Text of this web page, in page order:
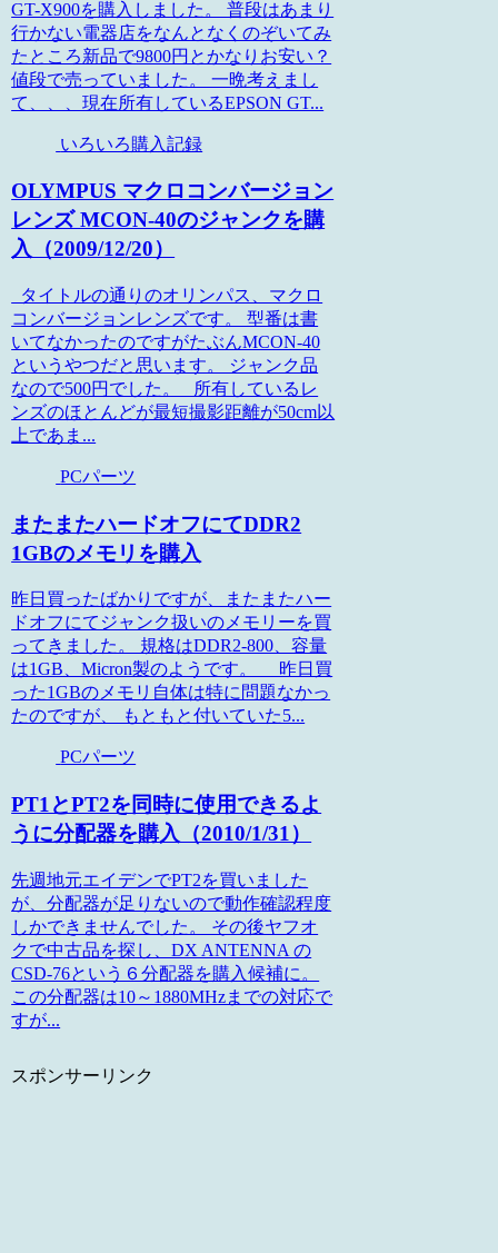
GT-X900を購入しました。 普段はあまり
行かない電器店をなんとなくのぞいてみ
たところ新品で9800円とかなりお安い？
値段で売っていました。 一晩考えまし
て、、、現在所有しているEPSON GT...
いろいろ購入記録
OLYMPUS マクロコンバージョン
レンズ MCON-40のジャンクを購
入（2009/12/20）
タイトルの通りのオリンパス、マクロ
コンバージョンレンズです。 型番は書
いてなかったのですがたぶんMCON-40
というやつだと思います。 ジャンク品
なので500円でした。 所有しているレ
ンズのほとんどが最短撮影距離が50cm以
上であま...
PCパーツ
またまたハードオフにてDDR2
1GBのメモリを購入
昨日買ったばかりですが、またまたハー
ドオフにてジャンク扱いのメモリーを買
ってきました。 規格はDDR2-800、容量
は1GB、Micron製のようです。 昨日買
った1GBのメモリ自体は特に問題なかっ
たのですが、 もともと付いていた5...
PCパーツ
PT1とPT2を同時に使用できるよ
うに分配器を購入（2010/1/31）
先週地元エイデンでPT2を買いました
が、分配器が足りないので動作確認程度
しかできませんでした。 その後ヤフオ
クで中古品を探し、DX ANTENNA の
CSD-76という６分配器を購入候補に。
この分配器は10～1880MHzまでの対応で
すが...
スポンサーリンク